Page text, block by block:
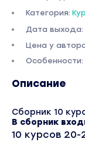
Категория:
Дата выхода:
Цена у
Описание
Сборник 10
В сборник
10 курсов 20-